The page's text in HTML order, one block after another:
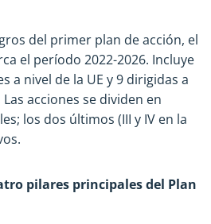
del primer plan de acción, el
el período 2022-2026. Incluye
a nivel de la UE y 9 dirigidas a
acciones se dividen en
los dos últimos (III y IV en la
pilares principales del Plan